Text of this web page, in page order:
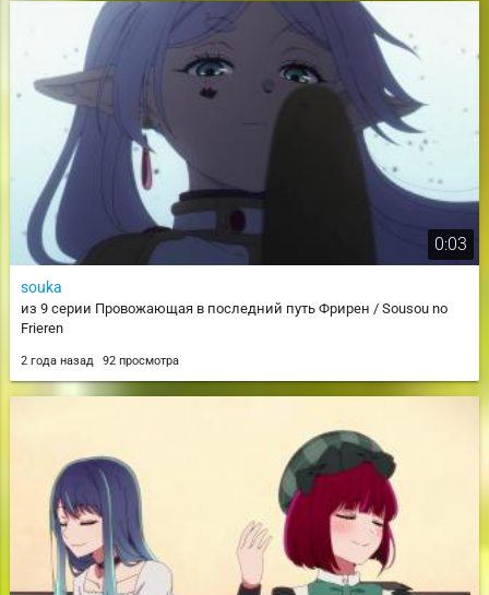
0:03
souka
из 9 серии Провожающая в последний путь Фрирен / Sousou no
Frieren
2 года назад 92 просмотра